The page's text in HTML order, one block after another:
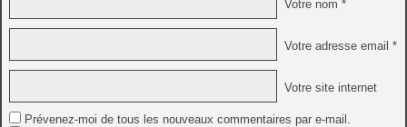
Votre nom *
Votre adresse email *
Votre site internet
Prévenez-moi de tous les nouveaux commentaires par e-mail.